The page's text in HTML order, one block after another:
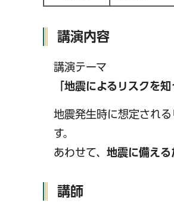
講演内容
講演テーマ
「地震によるリスクを
地震発生時に想定され
す。
あわせて、 地震に備える
講師